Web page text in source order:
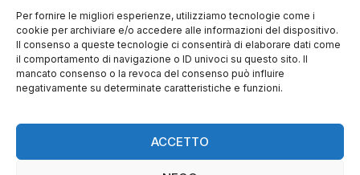
Per fornire le migliori esperienze, utilizziamo tecnologie come i
cookie per archiviare e/o accedere alle informazioni del dispositivo.
Il consenso a queste tecnologie ci consentirà di elaborare dati come
il comportamento di navigazione o ID univoci su questo sito. Il
mancato consenso o la revoca del consenso può influire
negativamente su determinate caratteristiche e funzioni.
ACCETTO
SEGUICI SUI SOCIAL
CI TROVI ANCHE SU: